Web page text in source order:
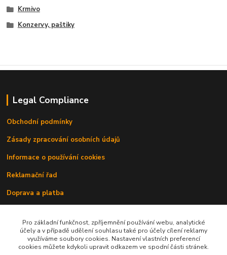
Krmivo
Konzervy, paštiky
Legal Compliance
Obchodní podmínky
Zásady zpracování osobních údajů
Informace o používání cookies
Reklamační řad
Doprava a platba
Pro základní funkčnost, zpříjemnění používání webu, analytické
účely a v případě udělení souhlasu také pro účely cílení reklamy
využíváme soubory cookies. Nastavení vlastních preferencí
cookies můžete kdykoli upravit odkazem ve spodní části stránek.